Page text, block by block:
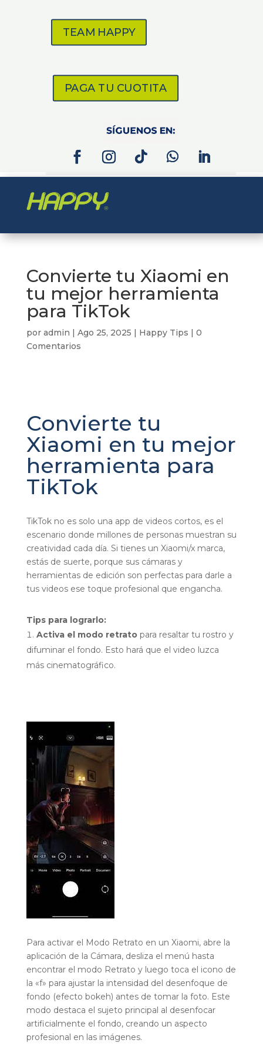
TEAM HAPPY
PAGA TU CUOTITA
Convierte tu Xiaomi en
tu mejor herramienta
para TikTok
por admin | Ago 25, 2025 | Happy Tips | 0
Comentarios
Convierte tu
Xiaomi en tu mejor
herramienta para
TikTok
TikTok no es solo una app de videos cortos, es el
escenario donde millones de personas muestran su
creatividad cada día. Si tienes un Xiaomi/x marca,
estás de suerte, porque sus cámaras y
herramientas de edición son perfectas para darle a
tus videos ese toque profesional que engancha.
Tips para lograrlo:
Activa el modo retratopara resaltar tu rostro y
difuminar el fondo. Esto hará que el video luzca
más cinematográfico.
Para activar el Modo Retrato en un Xiaomi, abre la
aplicación de la Cámara, desliza el menú hasta
encontrar el modo Retrato y luego toca el icono de
la «f» para ajustar la intensidad del desenfoque de
fondo (efecto bokeh) antes de tomar la foto. Este
modo destaca el sujeto principal al desenfocar
artificialmente el fondo, creando un aspecto
profesional en las imágenes.